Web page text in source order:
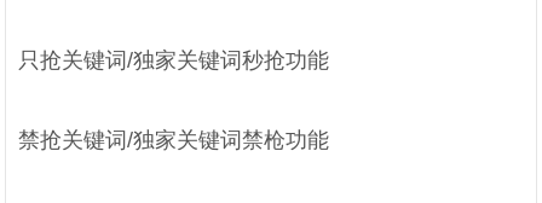
只抢关键词/独家关键词秒抢功能
禁抢关键词/独家关键词禁枪功能